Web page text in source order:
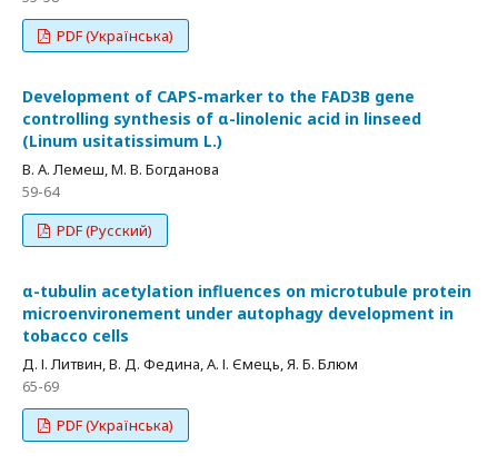
PDF (Українська)
Development of CAPS-marker to the FAD3B gene
controlling synthesis of α-linolenic acid in linseed
(Linum usitatissimum L.)
В. А. Лемеш, М. В. Богданова
59-64
PDF (Русский)
α-tubulin acetylation influences on microtubule protein
microenvironement under autophagy development in
tobacco cells
Д. І. Литвин, В. Д. Федина, А. І. Ємець, Я. Б. Блюм
65-69
PDF (Українська)